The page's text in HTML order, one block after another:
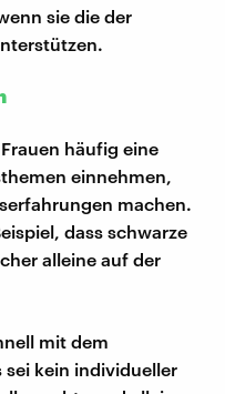
sie die der
häufig eine
einnehmen,
machen.
dass schwarze
alleine auf der
mit dem
kein individueller